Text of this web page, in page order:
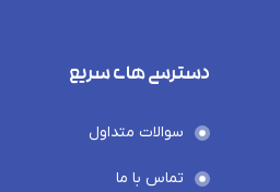
دسترسی های سریع
سوالات متداول
تماس با ما